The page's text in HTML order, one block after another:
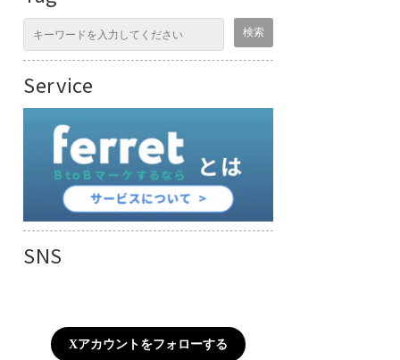
Service
SNS
Xアカウントをフォローする